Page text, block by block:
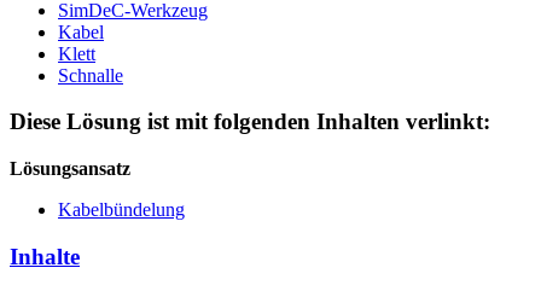
SimDeC-Werkzeug
Kabel
Klett
Schnalle
Diese Lösung ist mit folgenden Inhalten verlinkt:
Lösungsansatz
Kabelbündelung
Inhalte